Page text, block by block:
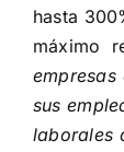
hasta
máximo
sus
laborales